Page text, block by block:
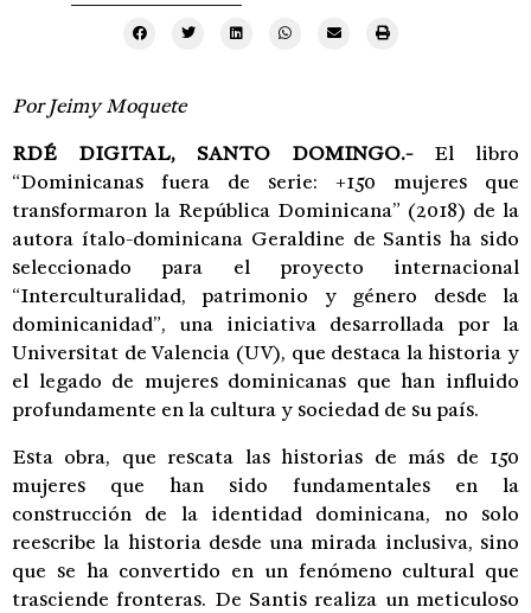
Por Jeimy Moquete
RDÉ DIGITAL, SANTO DOMINGO.-El libro
“Dominicanas fuera de serie: +150 mujeres que
transformaron la República Dominicana” (2018) de la
autora ítalo-dominicana Geraldine de Santis ha sido
seleccionado para el proyecto internacional
“Interculturalidad, patrimonio y género desde la
dominicanidad”, una iniciativa desarrollada por la
Universitat de Valencia (UV), que destaca la historia y
el legado de mujeres dominicanas que han influido
profundamente en la cultura y sociedad de su país.
Esta obra, que rescata las historias de más de 150
mujeres que han sido fundamentales en la
construcción de la identidad dominicana, no solo
reescribe la historia desde una mirada inclusiva, sino
que se ha convertido en un fenómeno cultural que
trasciende fronteras. De Santis realiza un meticuloso